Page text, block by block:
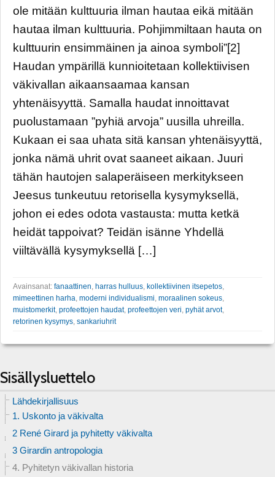
ole mitään kulttuuria ilman hautaa eikä mitään
hautaa ilman kulttuuria. Pohjimmiltaan hauta on
kulttuurin ensimmäinen ja ainoa symboli”[2]
Haudan ympärillä kunnioitetaan kollektiivisen
väkivallan aikaansaamaa kansan
yhtenäisyyttä. Samalla haudat innoittavat
puolustamaan ”pyhiä arvoja” uusilla uhreilla.
Kukaan ei saa uhata sitä kansan yhtenäisyyttä,
jonka nämä uhrit ovat saaneet aikaan. Juuri
tähän hautojen salaperäiseen merkitykseen
Jeesus tunkeutuu retorisella kysymyksellä,
johon ei edes odota vastausta: mutta ketkä
heidät tappoivat? Teidän isänne Yhdellä
viiltävällä kysymyksellä […]
Avainsanat: fanaattinen, harras hulluus, kollektiivinen itsepetos,
mimeettinen harha, moderni individualismi, moraalinen sokeus,
muistomerkit, profeettojen haudat, profeettojen veri, pyhät arvot,
retorinen kysymys, sankariuhrit
Sisällysluettelo
Lähdekirjallisuus
1. Uskonto ja väkivalta
2 René Girard ja pyhitetty väkivalta
3 Girardin antropologia
4. Pyhitetyn väkivallan historia